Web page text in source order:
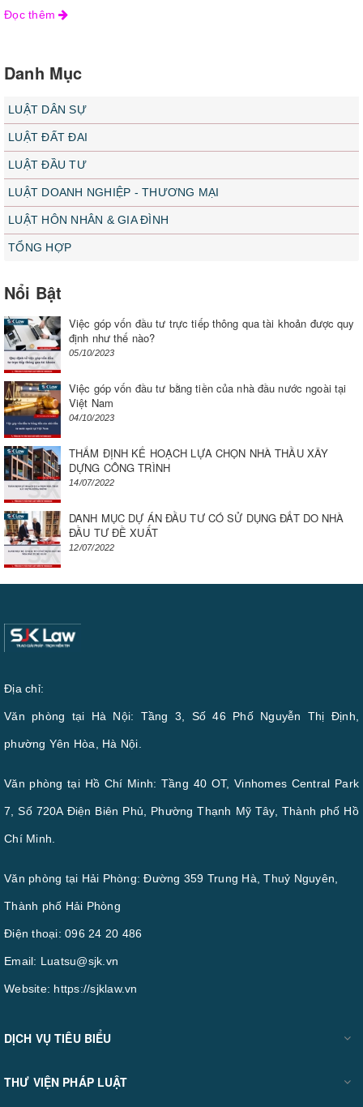
Đọc thêm
Danh Mục
LUẬT DÂN SỰ
LUẬT ĐẤT ĐAI
LUẬT ĐẦU TƯ
LUẬT DOANH NGHIỆP - THƯƠNG MẠI
LUẬT HÔN NHÂN & GIA ĐÌNH
TỔNG HỢP
Nổi Bật
Việc góp vốn đầu tư trực tiếp thông qua tài khoản được quy
định như thế nào?
05/10/2023
Việc góp vốn đầu tư bằng tiền của nhà đầu nước ngoài tại
Việt Nam
04/10/2023
THẨM ĐỊNH KẾ HOẠCH LỰA CHỌN NHÀ THẦU XÂY
DỰNG CÔNG TRÌNH
14/07/2022
DANH MỤC DỰ ÁN ĐẦU TƯ CÓ SỬ DỤNG ĐẤT DO NHÀ
ĐẦU TƯ ĐỀ XUẤT
12/07/2022
Địa chỉ:
Văn phòng tại Hà Nội: Tầng 3, Số 46 Phố Nguyễn Thị Định,
phường Yên Hòa, Hà Nội.
Văn phòng tại Hồ Chí Minh: Tầng 40 OT, Vinhomes Central Park
7, Số 720A Điện Biên Phủ, Phường Thạnh Mỹ Tây, Thành phố Hồ
Chí Minh.
Văn phòng tại Hải Phòng: Đường 359 Trung Hà, Thuỷ Nguyên,
Thành phố Hải Phòng
Điện thoại: 096 24 20 486
Email: Luatsu@sjk.vn
Website: https://sjklaw.vn
DỊCH VỤ TIÊU BIỂU
THƯ VIỆN PHÁP LUẬT